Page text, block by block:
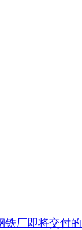
铁厂即将交付